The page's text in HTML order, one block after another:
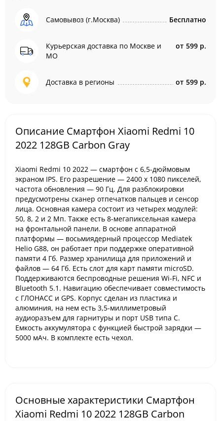
Самовывоз (г.Москва) Бесплатно
Курьерская доставка по Москве и
МО
от 599 р.
Доставка в регионы от 599 р.
Описание Смартфон Xiaomi Redmi 10
2022 128GB Carbon Gray
Xiaomi Redmi 10 2022 — смартфон с 6,5-дюймовым
экраном IPS. Его разрешение — 2400 х 1080 пикселей,
частота обновления — 90 Гц. Для разблокировки
предусмотрены сканер отпечатков пальцев и сенсор
лица. Основная камера состоит из четырех модулей:
50, 8, 2 и 2 Мп. Также есть 8-мегапиксельная камера
на фронтальной панели. В основе аппаратной
платформы — восьмиядерный процессор Mediatek
Helio G88, он работает при поддержке оперативной
памяти 4 Гб. Размер хранилища для приложений и
файлов — 64 Гб. Есть слот для карт памяти microSD.
Поддерживаются беспроводные решения Wi-Fi, NFC и
Bluetooth 5.1. Навигацию обеспечивает совместимость
с ГЛОНАСС и GPS. Корпус сделан из пластика и
алюминия, на нем есть 3,5-миллиметровый
аудиоразъем для гарнитуры и порт USB типа C.
Емкость аккумулятора с функцией быстрой зарядки —
5000 мАч. В комплекте есть чехол.
Основные характеристики Смартфон
Xiaomi Redmi 10 2022 128GB Carbon